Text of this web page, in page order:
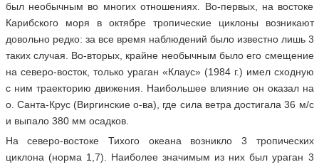
был необычным во многих отношениях. Во-первых, на востоке
Карибского моря в октябре тропические циклоны возникают
довольно редко: за все время наблюдений было известно лишь 3
таких случая. Во-вторых, крайне необычным было его смещение
на северо-восток, только ураган «Клаус» (1984 г.) имел сходную
с ним траекторию движения. Наибольшее влияние он оказал на
о. Санта-Крус (Виргинские о-ва), где сила ветра достигала 36 м/с
и выпало 380 мм осадков.
На северо-востоке Тихого океана возникло 3 тропических
циклона (норма 1,7). Наиболее значимым из них был ураган 3